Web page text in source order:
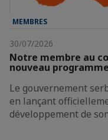
MEMBRES
30/07/2026
Notre membre au
nouveau
Le gouvernement
en lançant
développement de